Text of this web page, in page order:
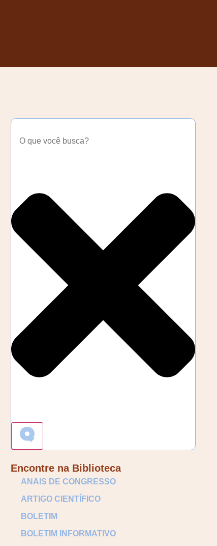
Encontre na Biblioteca
ANAIS DE CONGRESSO
ARTIGO CIENTÍFICO
BOLETIM
BOLETIM INFORMATIVO